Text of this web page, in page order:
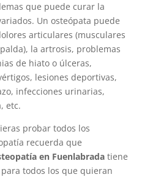
que puede curar la
Un osteópata puede
articulares (musculares
la artrosis, problemas
de hiato o úlceras,
lesiones deportivas,
infecciones urinarias,
etc.
probar todos los
recuerda que
en Fuenlabradatiene
todos los que quieran